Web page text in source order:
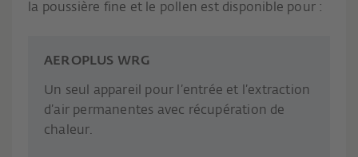
la poussière fine et le pollen est disponible pour :
AEROPLUS WRG
Un seul appareil pour l’entrée et l’extraction
d’air permanentes avec récupération de
chaleur.